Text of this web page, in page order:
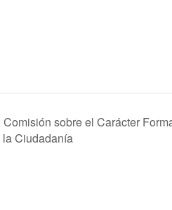
Comisión sobre el Carácter
la Ciudadanía